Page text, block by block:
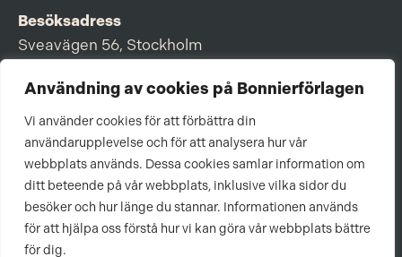
Användning av cookies på Bonnierförlagen
Vi använder cookies för att förbättra din
användarupplevelse och för att analysera hur vår
webbplats används. Dessa cookies samlar information om
ditt beteende på vår webbplats, inklusive vilka sidor du
besöker och hur länge du stannar. Informationen används
för att hjälpa oss förstå hur vi kan göra vår webbplats bättre
för dig.
Besöksadress
Sveavägen 56, Stockholm
Postadress
Box 3159, 103 63 Stockholm
Om Bonnierförlagen
Cookies